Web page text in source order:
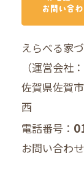
えらべる家
（運営会社
佐賀県佐賀
西
電話番号：
お問い合わ